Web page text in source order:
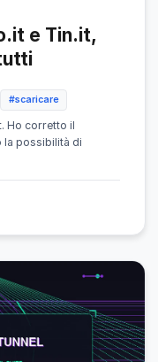
e Tin.it,
#scaricare
Ho corretto il
la possibilità di